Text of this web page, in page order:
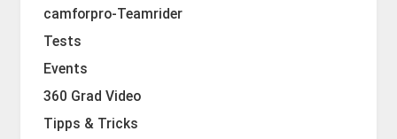
camforpro-Teamrider
Tests
Events
360 Grad Video
Tipps & Tricks